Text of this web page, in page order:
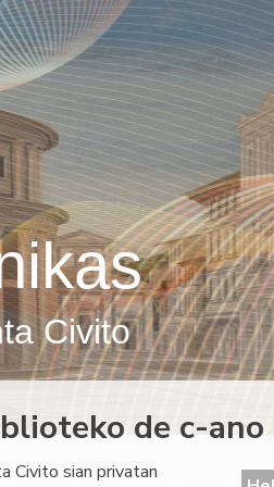
Civito
de c-
Civito sian privatan